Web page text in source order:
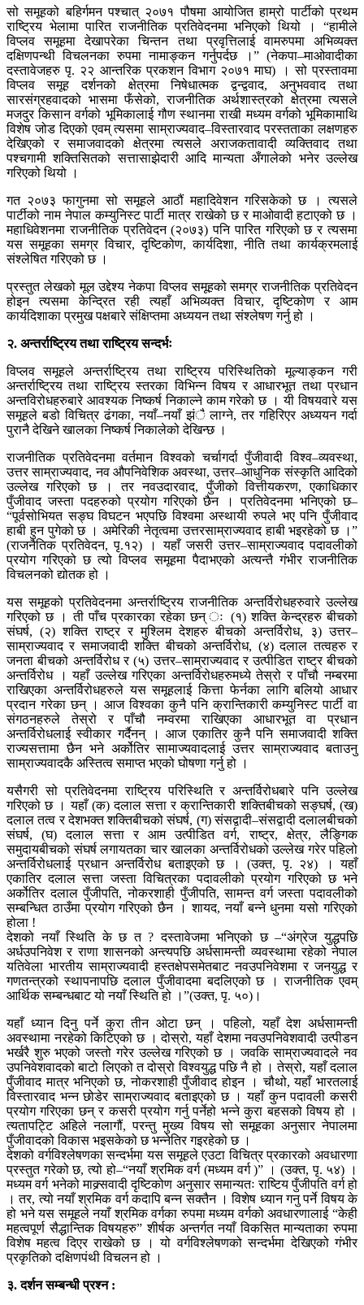
सो समूहको बहिर्गमन पश्चात् २०७१ पौषमा आयोजित हाम्रो पार्टीको प्रथम
राष्ट्रिय भेलामा पारित राजनीतिक प्रतिवेदनमा भनिएको थियो । “हामीले
विप्लव समूहमा देखापरेका चिन्तन तथा प्रवृत्तिलाई वामरुपमा अभिव्यक्त
दक्षिणपन्थी विचलनका रुपमा नामाङ्कन गर्नुपर्दछ ।” (नेकपा–माओवादीका
दस्तावेजहरु पृ. २२ आन्तरिक प्रकशन विभाग २०७१ माघ) । सो प्रस्तावमा
विप्लव समूह दर्शनको क्षेत्रमा निषेधात्मक द्वन्द्ववाद, अनुभववाद तथा
सारसंग्रहवादको भासमा फँसेको, राजनीतिक अर्थशास्त्रको क्षेत्रमा त्यसले
मजदुर किसान वर्गको भूमिकालाई गौण स्थानमा राखी मध्यम वर्गको भूमिकामाथि
विशेष जोड दिएको एवम् त्यसमा साम्राज्यवाद–विस्तारवाद परस्तताका लक्षणहरु
देखिएको र समाजवादको क्षेत्रमा त्यसले अराजकतावादी व्यक्तिवाद तथा
पश्चगामी शक्तिसितको सत्तासाझेदारी आदि मान्यता अँगालेको भनेर उल्लेख
गरिएको थियो ।
गत २०७३ फागुनमा सो समूहले आठौं महादिवेशन गरिसकेको छ । त्यसले
पार्टीको नाम नेपाल कम्युनिस्ट पार्टी मात्र राखेको छ र माओवादी हटाएको छ ।
महाधिवेशनमा राजनीतिक प्रतिवेदन (२०७३) पनि पारित गरिएको छ र त्यसमा
यस समूहका समग्र विचार, दृष्टिकोण, कार्यदिशा, नीति तथा कार्यक्रमलाई
संश्लेषित गरिएको छ ।
प्रस्तुत लेखको मूल उद्देश्य नेकपा विप्लव समूहको समग्र राजनीतिक प्रतिवेदन
होइन त्यसमा केन्द्रित रही त्यहाँ अभिव्यक्त विचार, दृष्टिकोण र आम
कार्यदिशाका प्रमुख पक्षबारे संक्षिप्तमा अध्ययन तथा संश्लेषण गर्नु हो ।
२. अन्तर्राष्ट्रिय तथा राष्ट्रिय सन्दर्भः
विप्लव समूहले अन्तर्राष्ट्रिय तथा राष्ट्रिय परिस्थितिको मूल्याङ्कन गरी
अन्तर्राष्ट्रिय तथा राष्ट्रिय स्तरका विभिन्न विषय र आधारभूत तथा प्रधान
अन्तविरोधहरुबारे आवश्यक निष्कर्ष निकाल्ने काम गरेको छ । यी विषयवारे यस
समूहले बडो विचित्र ढंगका, नयाँ–नयाँ झंै लाग्ने, तर गहिरिएर अध्ययन गर्दा
पुरानै देखिने खालका निष्कर्ष निकालेको देखिन्छ ।
राजनीतिक प्रतिवेदनमा वर्तमान विश्वको चर्चागर्दा पुँजीवादी विश्व–व्यवस्था,
उत्तर साम्राज्यवाद, नव औपनिवेशिक अवस्था, उत्तर–आधुनिक संस्कृति आदिको
उल्लेख गरिएको छ । तर नवउदारवाद, पुँजीको वित्तीयकरण, एकाधिकार
पुँजीवाद जस्ता पदहरुको प्रयोग गरिएको छैन । प्रतिवेदनमा भनिएको छ–
“पूर्वसोभियत सङ्घ विघटन भएपछि विश्वमा अस्थायी रुपले भए पनि पुँजीवाद
हाबी हुन पुगेको छ । अमेरिकी नेतृत्वमा उत्तरसाम्राज्यवाद हाबी भइरहेको छ ।”
(राजनैतिक प्रतिवेदन, पृ.१२) । यहाँ जसरी उत्तर–साम्राज्यवाद पदावलीको
प्रयोग गरिएको छ त्यो विप्लव समूहमा पैदाभएको अत्यन्तै गंभीर राजनीतिक
विचलनको द्योतक हो ।
यस समूहको प्रतिवेदनमा अन्तर्राष्ट्रिय राजनीतिक अन्तर्विरोधहरुवारे उल्लेख
गरिएको छ । ती पाँच प्रकारका रहेका छन् ः (१) शक्ति केन्द्रहरु बीचको
संघर्ष, (२) शक्ति राष्ट्र र मुश्लिम देशहरु बीचको अन्तर्विरोध, ३) उत्तर–
साम्राज्यवाद र समाजवादी शक्ति बीचको अन्तर्विरोध, (४) दलाल तत्वहरु र
जनता बीचको अन्तर्विरोध र (५) उत्तर–साम्राज्यवाद र उत्पीडित राष्ट्र बीचको
अन्तर्विरोध । यहाँ उल्लेख गरिएका अन्तर्विरोधहरुमध्ये तेस्रो र पाँचौ नम्बरमा
राखिएका अन्तर्विरोधहरुले यस समूहलाई कित्ता फेर्नका लागि बलियो आधार
प्रदान गरेका छन् । आज विश्वका कुनै पनि क्रान्तिकारी कम्युनिस्ट पार्टी वा
संगठनहरुले तेस्रो र पाँचौ नम्वरमा राखिएका आधारभूत वा प्रधान
अन्तर्विरोधलाई स्वीकार गर्दैनन् । आज एकातिर कुनै पनि समाजवादी शक्ति
राज्यसत्तामा छैन भने अर्कोतिर सामाज्यवादलाई उत्तर साम्राज्यवाद बताउनु
साम्राज्यवादकै अस्तित्व समाप्त भएको घोषणा गर्नु हो ।
यसैगरी सो प्रतिवेदनमा राष्ट्रिय परिस्थिति र अन्तर्विरोधबारे पनि उल्लेख
गरिएको छ । यहाँ (क) दलाल सत्ता र क्रान्तिकारी शक्तिबीचको सङ्घर्ष, (ख)
दलाल तत्व र देशभक्त शक्तिबीचको संघर्ष, (ग) संसद्वादी–संसद्वादी दलालबीचको
संघर्ष, (घ) दलाल सत्ता र आम उत्पीडित वर्ग, राष्ट्र, क्षेत्र, लैङ्गिक
समुदायबीचको संघर्ष लगायतका चार खालका अन्तर्विरोधको उल्लेख गरेर पहिलो
अन्तर्विरोधलाई प्रधान अन्तर्विरोध बताइएको छ । (उक्त, पृ. २४) । यहाँ
एकातिर दलाल सत्ता जस्ता विचित्रका पदावलीको प्रयोग गरिएको छ भने
अर्कोतिर दलाल पुँजीपति, नोकरशाही पुँजीपति, सामन्त वर्ग जस्ता पदावलीको
सम्बन्धित ठाउँमा प्रयोग गरिएको छैन । शायद, नयाँ बन्ने धुनमा यसो गरिएको
होला !
देशको नयाँ स्थिति के छ त ? दस्तावेजमा भनिएको छ –“अंग्रेज युद्धपछि
अर्धउपनिवेश र राणा शासनको अन्त्यपछि अर्धसामन्ती व्यवस्थामा रहेको नेपाल
यतिवेला भारतीय साम्राज्यवादी हस्तक्षेपसमेतबाट नवउपनिवेशमा र जनयुद्ध र
गणतन्त्रको स्थापनापछि दलाल पुँजीवादमा बदलिएको छ । राजनीतिक एवम्
आर्थिक सम्बन्धबाट यो नयाँ स्थिति हो ।”(उक्त, पृ. ५०)।
यहाँ ध्यान दिनु पर्ने कुरा तीन ओटा छन् । पहिलो, यहाँ देश अर्धसामन्ती
अवस्थामा नरहेको किटिएको छ । दोस्रो, यहाँ देशमा नवउपनिवेशवादी उत्पीडन
भर्खरै शुरु भएको जस्तो गरेर उल्लेख गरिएको छ । जवकि साम्राज्यवादले नव
उपनिवेशवादको बाटो लिएको त दोस्रो विश्वयुद्ध पछि नै हो । तेस्रो, यहाँ दलाल
पुँजीवाद मात्र भनिएको छ, नोकरशाही पुँजीवाद होइन । चौथो, यहाँ भारतलाई
विस्तारवाद भन्न छोडेर साम्राज्यवाद बताइएको छ । यहाँ कुन पदावली कसरी
प्रयोग गरिएका छन् र कसरी प्रयोग गर्नु पर्नेहो भन्ने कुरा बहसको विषय हो ।
त्यतापट्टि अहिले नलागौं, परन्तु मुख्य विषय सो समूहका अनुसार नेपालमा
पुँजीवादको विकास भइसकेको छ भन्नेतिर गइरहेको छ ।
देशको वर्गविश्लेषणका सन्दर्भमा यस समूहले एउटा विचित्र प्रकारको अवधारणा
प्रस्तुत गरेको छ, त्यो हो–“नयाँ श्रमिक वर्ग (मध्यम वर्ग )” । (उक्त, पृ. ५४) ।
मध्यम वर्ग भनेको माक्र्सवादी दृष्टिकोण अनुसार समान्यतः राष्टिय पुँजीपति वर्ग हो
। तर, त्यो नयाँ श्रमिक वर्ग कदापि बन्न सक्तैन । विशेष ध्यान गनु पर्ने विषय के
हो भने यस समूहले नयाँ श्रमिक वर्गका रुपमा मध्यम वर्गको अवधारणालाई “केही
महत्वपूर्ण सैद्धान्तिक विषयहरु” शीर्षक अन्तर्गत नयाँ विकसित मान्यताका रुपमा
विशेष महत्व दिएर राखेको छ । यो वर्गविश्लेषणको सन्दर्भमा देखिएको गंभीर
प्रकृतिको दक्षिणपंथी विचलन हो ।
३. दर्शन सम्बन्धी प्रश्न :